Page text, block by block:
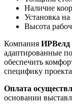
Наличие
Установка
Высота
Компания ИРВелд
адаптированные
обеспечить
специфику
Оплата
основании